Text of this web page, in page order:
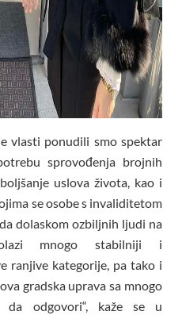
vlasti ponudili smo spektar
sprovođenja brojnih
uslova života, kao i
se osobe s invaliditetom
dolaskom ozbiljnih ljudi na
mnogo stabilniji i
ranjive kategorije, pa tako i
gradska uprava sa mnogo
da odgovori“, kaže se u